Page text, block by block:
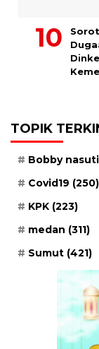
TOPIK
Bobby
Covid19 (250)
KPK (223)
medan (311)
Sumut (421)